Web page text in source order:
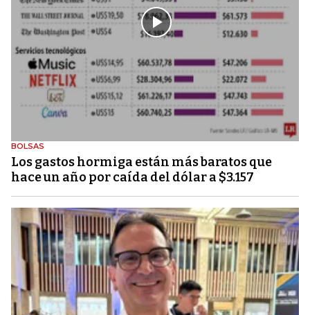
BOLSAS
Los gastos hormiga están más baratos que
hace un año por caída del dólar a $3.157